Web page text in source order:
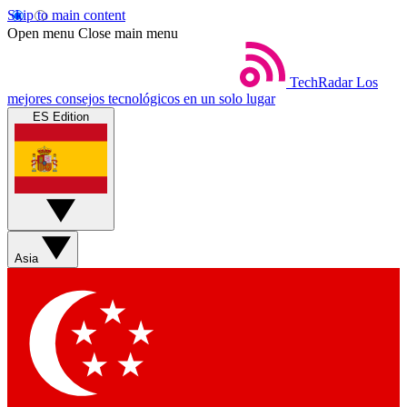
Skip to main content
Open menu Close main menu
TechRadar Los
mejores consejos tecnológicos en un solo lugar
ES Edition
Asia